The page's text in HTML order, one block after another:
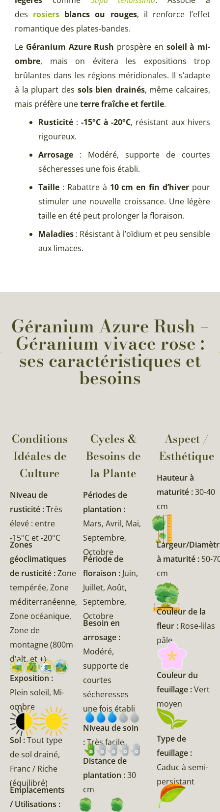
des rosiers blancs ou rouges, il renforce l’effet
romantique des plates-bandes.
Le Géranium Azure Rush prospère en soleil à mi-
ombre, mais on évitera les expositions trop
brûlantes dans les régions méridionales. Il s’adapte
à la plupart des sols bien drainés, même calcaires,
mais préfère uneterre fraîche et fertile.
Rusticité : -15°C à -20°C, résistant aux hivers
rigoureux.
Arrosage : Modéré, supporte de courtes
sécheresses une fois établi.
Taille : Rabattre à 10 cm en fin d’hiver pour
stimuler une nouvelle croissance. Une légère
taille en été peut prolonger la floraison.
Maladies : Résistant à l’oïdium et peu sensible
aux limaces.
Géranium Azure Rush –
Géranium vivace rose :
ses caractéristiques et
besoins
Conditions
Idéales de
Culture
Niveau de
rusticité :Très
élevé : entre
-15°C et -20°C
Zones
géoclimatiques
de rusticité :Zone
tempérée, Zone
méditerranéenne,
Zone océanique,
Zone de
montagne (800m
d'alt. et +)
Exposition :
Plein soleil, Mi-
ombre
Sol :Tout type
de sol drainé,
Franc / Riche
(équilibré)
Emplacements
/ Utilisations :
Cycles &
Besoins de
la Plante​
Périodes de
plantation :
Mars, Avril, Mai,
Septembre,
Octobre
Période de
floraison : Juin,
Juillet, Août,
Septembre,
Octobre
Besoin en
arrosage :
Modéré,
supporte de
courtes
sécheresses
une fois établi
Niveau de soin
:Très facile
Distance de
plantation :30
cm
Aspect /
Esthétique
Hauteur à
maturité :30-40
cm
Largeur/
à maturité : 50-
cm
Couleur de la
fleur : Rose-lilas
pâle
Couleur du
feuillage :Vert
moyen
Type de
feuillage :
Caduc à semi-
persistant